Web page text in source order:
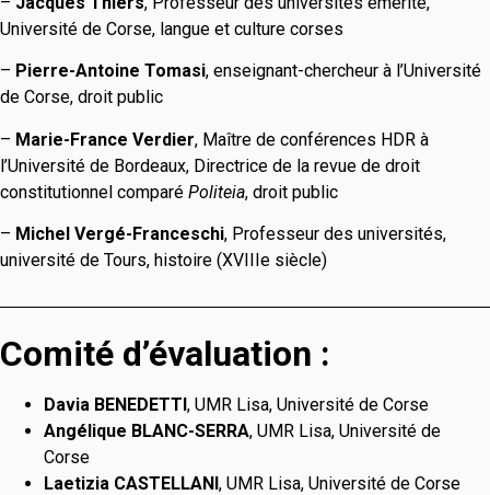
Université de Corse, langue et culture corses
– Pierre-Antoine Tomasi, enseignant-chercheur à l’Université
de Corse, droit public
– Marie-France Verdier, Maître de conférences HDR à
l’Université de Bordeaux, Directrice de la revue de droit
constitutionnel comparé Politeia, droit public
– Michel Vergé-Franceschi, Professeur des universités,
université de Tours, histoire (XVIIIe siècle)
Comité d’évaluation :
Davia BENEDETTI, UMR Lisa, Université de Corse
Angélique BLANC-SERRA, UMR Lisa, Université de
Corse
Laetizia CASTELLANI, UMR Lisa, Université de Corse